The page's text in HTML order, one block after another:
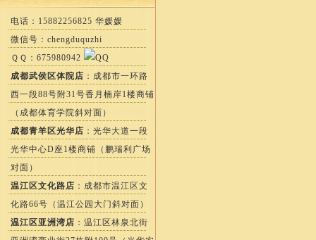
电话：15882256825 华媛媛
微信号：chengduquzhi
ＱＱ：675980942
成都武侯区体院店 ：成都市一环路
西一段88号附31号香月楠岸1楼商铺
（成都体育学院斜对面）
成都青羊区光华店 ：光华大道一段
光华中心D座1楼商铺（鹏瑞利广场
对面）
温江区文化路店 ：成都市温江区文
化路66号（温江公园大门斜对面）
温江区亚洲湾店 ：温江区林泉北街